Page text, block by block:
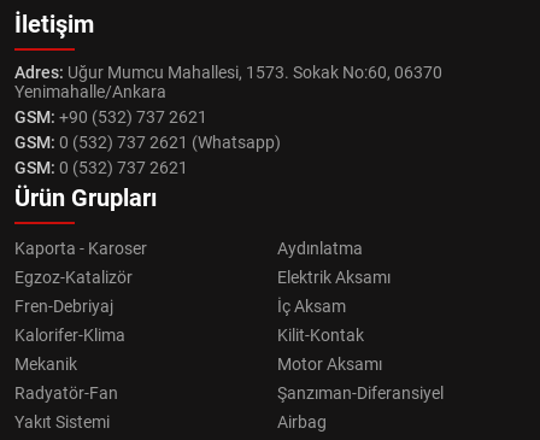
İletişim
Adres: Uğur Mumcu Mahallesi, 1573. Sokak No:60, 06370
Yenimahalle/Ankara
GSM: +90 (532) 737 2621
GSM: 0 (532) 737 2621 (Whatsapp)
GSM: 0 (532) 737 2621
Ürün Grupları
Kaporta - Karoser
Aydınlatma
Egzoz-Katalizör
Elektrik Aksamı
Fren-Debriyaj
İç Aksam
Kalorifer-Klima
Kilit-Kontak
Mekanik
Motor Aksamı
Radyatör-Fan
Şanzıman-Diferansiyel
Yakıt Sistemi
Airbag